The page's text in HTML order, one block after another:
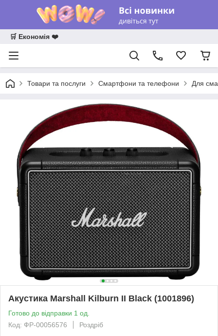
🛒 Економія ❤️
Товари та послуги Смартфони та телефони Для
Акустика Marshall Kilburn II Black (1001896)
Готово до відправки 1 од.
Код: ФР-00056576
Роздріб